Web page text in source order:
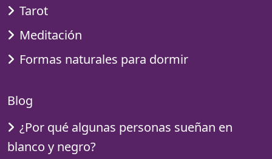
Tarot
Meditación
Formas naturales para dormir
Blog
¿Por qué algunas personas sueñan en
blanco y negro?